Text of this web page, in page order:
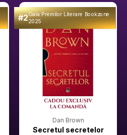
#2Gala Premilor Literare Bookzone
2025
Dan Brown
Secretul secretelor